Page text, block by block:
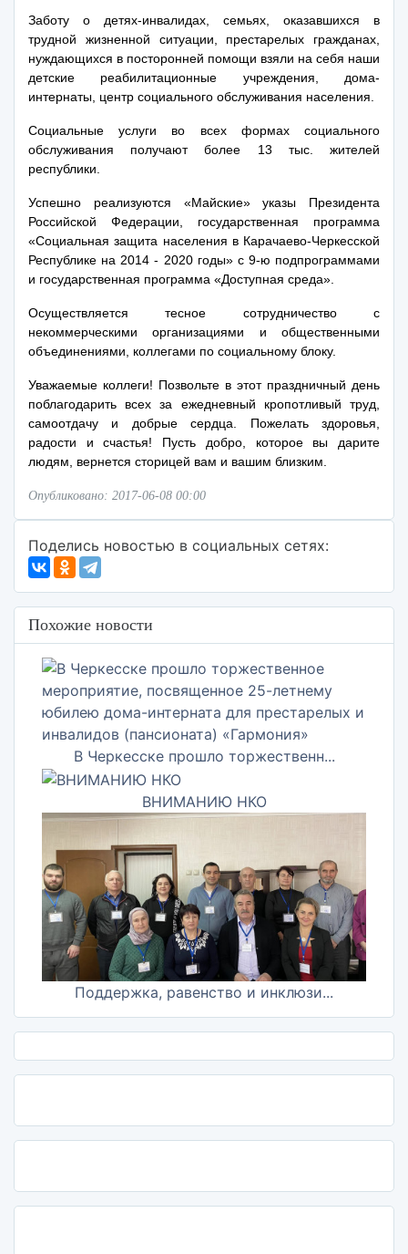
Заботу о детях-инвалидах, семьях, оказавшихся в
трудной жизненной ситуации, престарелых гражданах,
нуждающихся в посторонней помощи взяли на себя наши
детские реабилитационные учреждения, дома-
интернаты, центр социального обслуживания населения.
Социальные услуги во всех формах социального
обслуживания получают более 13 тыс. жителей
республики.
Успешно реализуются «Майские» указы Президента
Российской Федерации, государственная программа
«Социальная защита населения в Карачаево-Черкесской
Республике на 2014 - 2020 годы» с 9-ю подпрограммами
и государственная программа «Доступная среда».
Осуществляется тесное сотрудничество с
некоммерческими организациями и общественными
объединениями, коллегами по социальному блоку.
Уважаемые коллеги! Позвольте в этот праздничный день
поблагодарить всех за ежедневный кропотливый труд,
самоотдачу и добрые сердца. Пожелать здоровья,
радости и счастья! Пусть добро, которое вы дарите
людям, вернется сторицей вам и вашим близким.
Опубликовано: 2017-06-08 00:00
Поделись новостью в социальных сетях:
Похожие новости
В Черкесске прошло торжественн...
ВНИМАНИЮ НКО
Поддержка, равенство и инклюзи...